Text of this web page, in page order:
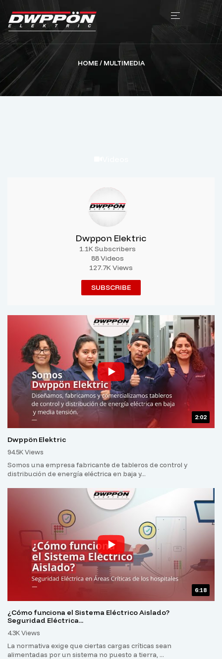
HOME/ MULTIMEDIA
Dwppon Elektric
1.1K Subscribers
88 Videos
127.7K Views
SUBSCRIBE
2:02
Dwppön Elektric
94.5K Views
Somos una empresa fabricante de tableros de control y
distribución de energía eléctrica en baja y...
6:18
¿Cómo funciona el Sistema Eléctrico Aislado?
Seguridad Eléctrica...
4.3K Views
La normativa exige que ciertas cargas críticas sean
alimentadas por un sistema no puesto a tierra, ...